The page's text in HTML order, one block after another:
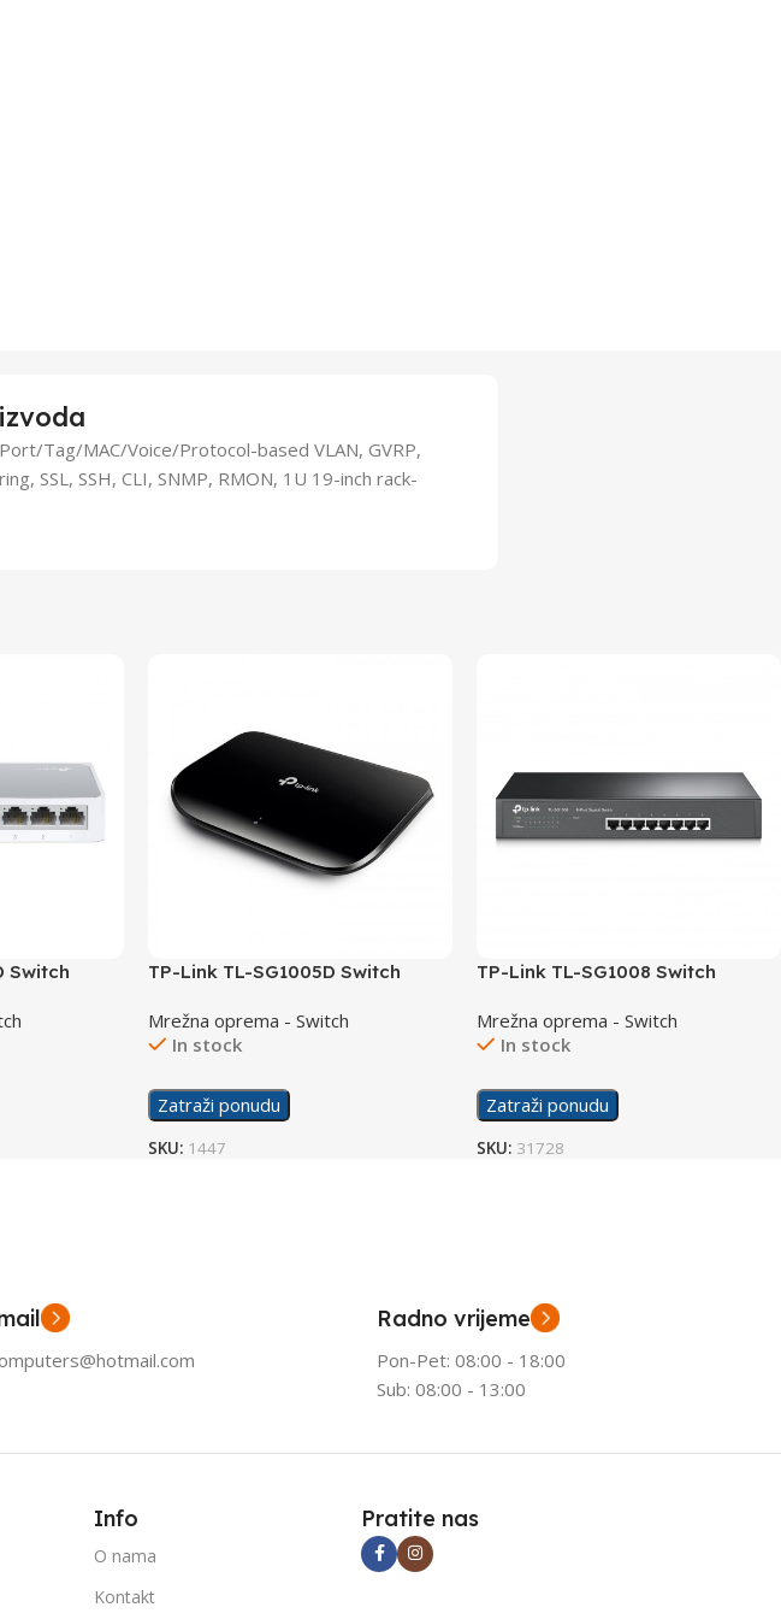
Tag/MAC/Voice/Protocol-based VLAN, GVRP,
SSL, SSH, CLI, SNMP, RMON, 1U 19-inch rack-
Switch
TP-Link TL-SG1005D Switch
Mrežna oprema - Switch
In stock
Zatraži ponudu
SKU: 1447
TP-Link TL-SG1008 Switch
Mrežna oprema - Switch
In stock
Zatraži ponudu
SKU: 31728
Radno vrijeme
Pon-Pet: 08:00 - 18:00
Sub: 08:00 - 13:00
Info
O nama
Kontakt
Pratite nas